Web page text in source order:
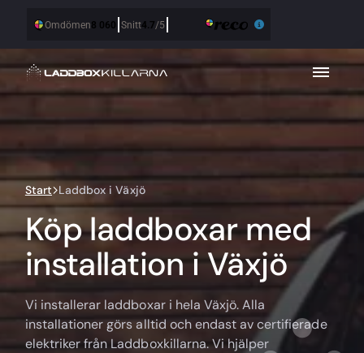
Start Laddbox i Växjö
Köp laddboxar med
installation i Växjö
Vi installerar laddboxar i hela Växjö. Alla
installationer görs alltid och endast av certifierade
elektriker från Laddboxkillarna. Vi hjälper